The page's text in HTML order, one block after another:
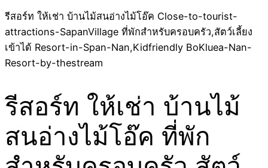
รีสอร์ท ให้เช่า บ้านไม้สนอ่างไม้โอ๊ค Close-to-tourist-
attractions-SapanVillage ที่พักสำหรับครอบครัว,สัตว์เลี้ยง
เข้าได้ Resort-in-Span-Nan,Kidfriendly BoKluea-Nan-
Resort-by-thestream
รีสอร์ท ให้เช่า บ้านไม้
สนอ่างไม้โอ๊ค ที่พัก